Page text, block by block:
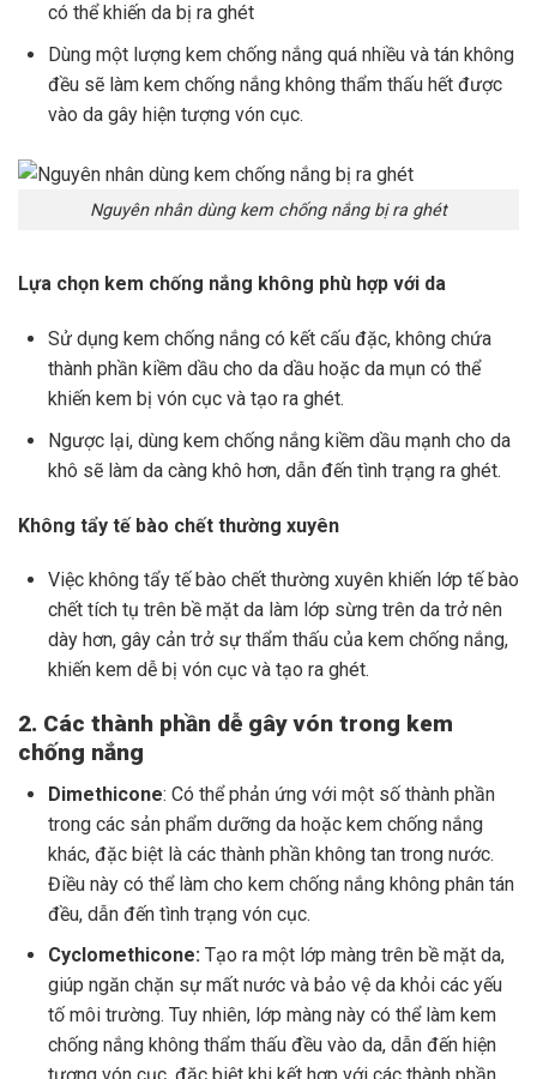
có thể khiến da bị ra ghét
Dùng một lượng kem chống nắng quá nhiều và tán không
đều sẽ làm kem chống nắng không thẩm thấu hết được
vào da gây hiện tượng vón cục.
Nguyên nhân dùng kem chống nắng bị ra ghét
Lựa chọn kem chống nắng không phù hợp với da
Sử dụng kem chống nắng có kết cấu đặc, không chứa
thành phần kiềm dầu cho da dầu hoặc da mụn có thể
khiến kem bị vón cục và tạo ra ghét.
Ngược lại, dùng kem chống nắng kiềm dầu mạnh cho da
khô sẽ làm da càng khô hơn, dẫn đến tình trạng ra ghét.
Không tẩy tế bào chết thường xuyên
Việc không tẩy tế bào chết thường xuyên khiến lớp tế bào
chết tích tụ trên bề mặt da làm lớp sừng trên da trở nên
dày hơn, gây cản trở sự thẩm thấu của kem chống nắng,
khiến kem dễ bị vón cục và tạo ra ghét.
2. Các thành phần dễ gây vón trong kem
chống nắng
Dimethicone: Có thể phản ứng với một số thành phần
trong các sản phẩm dưỡng da hoặc kem chống nắng
khác, đặc biệt là các thành phần không tan trong nước.
Điều này có thể làm cho kem chống nắng không phân tán
đều, dẫn đến tình trạng vón cục.
Cyclomethicone: Tạo ra một lớp màng trên bề mặt da,
giúp ngăn chặn sự mất nước và bảo vệ da khỏi các yếu
tố môi trường. Tuy nhiên, lớp màng này có thể làm kem
chống nắng không thẩm thấu đều vào da, dẫn đến hiện